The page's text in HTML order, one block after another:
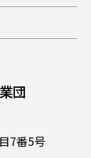
団
7番5号